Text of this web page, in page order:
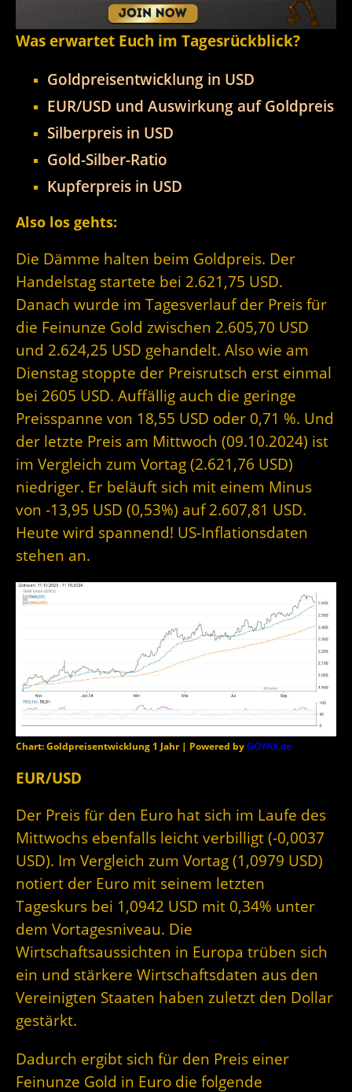
Was erwartet Euch im Tagesrückblick?
Goldpreisentwicklung in USD
EUR/USD und Auswirkung auf Goldpreis
Silberpreis in USD
Gold-Silber-Ratio
Kupferpreis in USD
Also los gehts:
Die Dämme halten beim Goldpreis. Der
Handelstag startete bei 2.621,75 USD.
Danach wurde im Tagesverlauf der Preis für
die Feinunze Gold zwischen 2.605,70 USD
und 2.624,25 USD gehandelt. Also wie am
Dienstag stoppte der Preisrutsch erst einmal
bei 2605 USD. Auffällig auch die geringe
Preisspanne von 18,55 USD oder 0,71 %. Und
der letzte Preis am Mittwoch (09.10.2024) ist
im Vergleich zum Vortag (2.621,76 USD)
niedriger. Er beläuft sich mit einem Minus
von -13,95 USD (0,53%) auf 2.607,81 USD.
Heute wird spannend! US-Inflationsdaten
stehen an.
Chart: Goldpreisentwicklung 1 Jahr | Powered byGOYAX.de
EUR/USD
Der Preis für den Euro hat sich im Laufe des
Mittwochs ebenfalls leicht verbilligt (-0,0037
USD). Im Vergleich zum Vortag (1,0979 USD)
notiert der Euro mit seinem letzten
Tageskurs bei 1,0942 USD mit 0,34% unter
dem Vortagesniveau. Die
Wirtschaftsaussichten in Europa trüben sich
ein und stärkere Wirtschaftsdaten aus den
Vereinigten Staaten haben zuletzt den Dollar
gestärkt.
Dadurch ergibt sich für den Preis einer
Feinunze Gold in Euro die folgende